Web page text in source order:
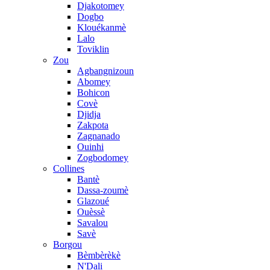
Djakotomey
Dogbo
Klouékanmè
Lalo
Toviklin
Zou
Agbangnizoun
Abomey
Bohicon
Covè
Djidja
Zakpota
Zagnanado
Ouinhi
Zogbodomey
Collines
Bantè
Dassa-zoumè
Glazoué
Ouèssè
Savalou
Savè
Borgou
Bèmbèrèkè
N'Dali